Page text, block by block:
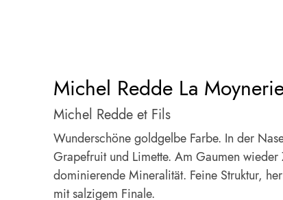
Michel Redde La
Michel Redde et Fils
Wunderschöne goldgelbe Farbe. In der
Grapefruit und Limette. Am Gaumen
dominierende Mineralität. Feine Struktur,
mit salzigem Finale.